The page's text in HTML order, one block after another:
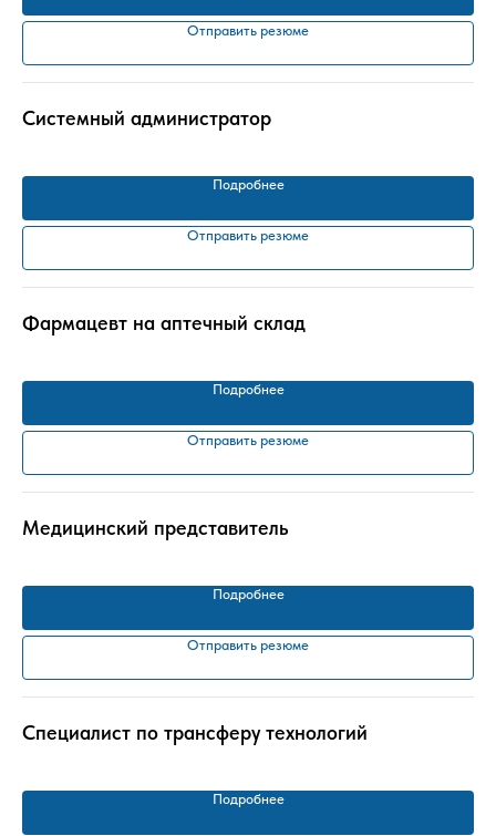
Отправить резюме
Системный администратор
Подробнее
Отправить резюме
Фармацевт на аптечный склад
Подробнее
Отправить резюме
Медицинский представитель
Подробнее
Отправить резюме
Специалист по трансферу технологий
Подробнее